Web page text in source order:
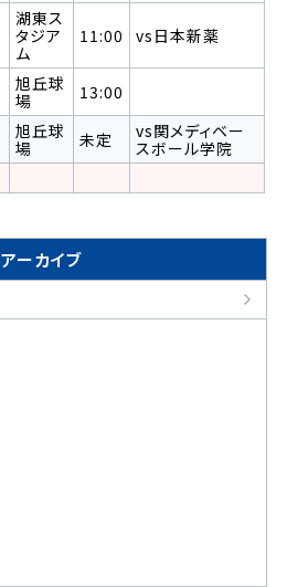
湖東ス
タジア
ム
11:00 vs日本新薬
旭丘球
場
13:00
旭丘球
場
未定
vs関メディベー
スボール学院
アーカイブ